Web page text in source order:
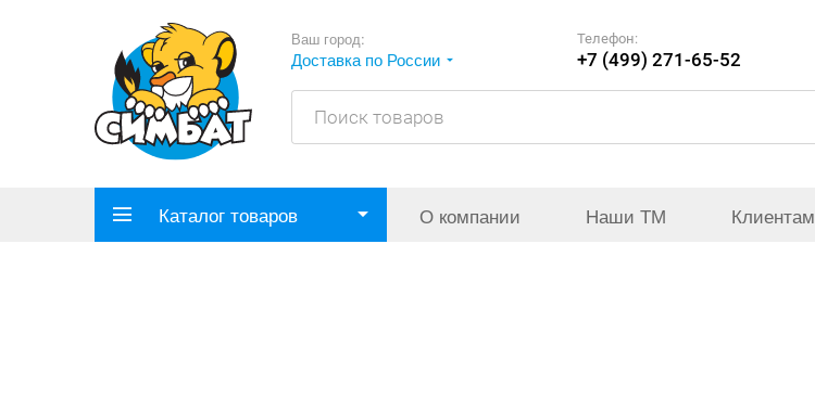
Ваш город:
Доставка по России
Телефон:
+7 (499) 271-65-52
Каталог товаров О компании Наши ТМ Клиентам